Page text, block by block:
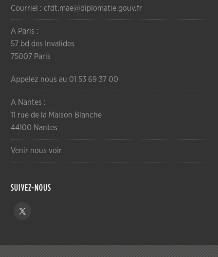
Courriel : cfdt.mae@diplomatie.gouv.fr
A Paris :
57 bd des Invalides
75007 Paris
Appelez nous au 01 53 69 37 00
A Nantes :
11 rue de la Maison Blanche
44100 Nantes
Venir nous voir
SUIVEZ-NOUS